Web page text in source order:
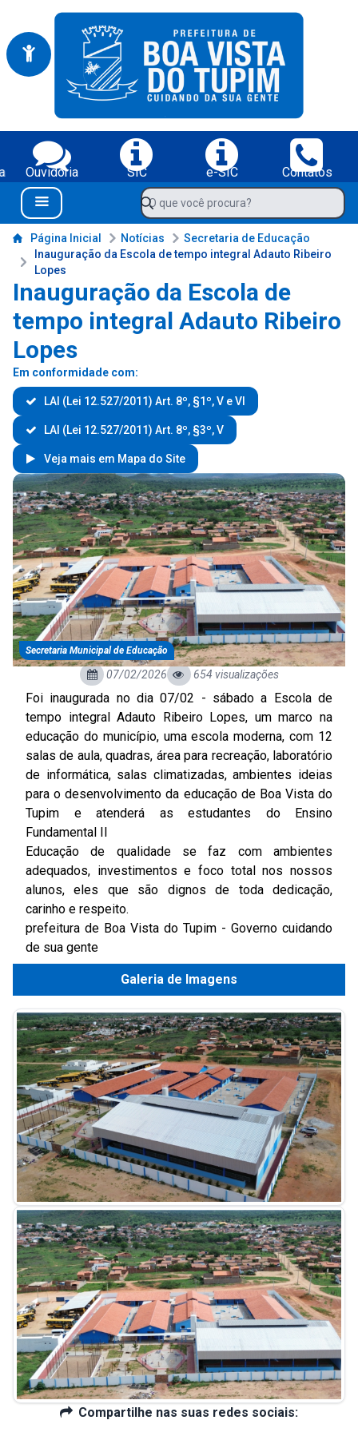
Portal da Prefeitura Municipal de Boa Vista do Tupim-BA
Serviços da Prefeitura Municipal de Boa Vista do Tupim-BA;
Ouvidoria SIC e-SIC
Contatos
Navegue pelo portal da Prefeitura de Boa Vista do Tupim-BA
Menu Bar
O que você procura?
Conteúdo da Prefeitura de Boa Vista do Tupim-BA
Página Inicial Notícias
Secretaria de Educação
Inauguração da Escola de tempo integral Adauto Ribeiro
Lopes
Inauguração da Escola de
tempo integral Adauto Ribeiro
Lopes
Em conformidade com:
LAI (Lei 12.527/2011) Art. 8º, §1º, V e VI
LAI (Lei 12.527/2011) Art. 8º, §3º, V
Veja mais em Mapa do Site
Secretaria Municipal de Educação
07/02/2026 654 visualizações
Foi inaugurada no dia 07/02 - sábado a Escola de
tempo integral Adauto Ribeiro Lopes, um marco na
educação do município, uma escola moderna, com 12
salas de aula, quadras, área para recreação, laboratório
de informática, salas climatizadas, ambientes ideias
para o desenvolvimento da educação de Boa Vista do
Tupim e atenderá as estudantes do Ensino
Fundamental II
Educação de qualidade se faz com ambientes
adequados, investimentos e foco total nos nossos
alunos, eles que são dignos de toda dedicação,
carinho e respeito.
prefeitura de Boa Vista do Tupim - Governo cuidando
de sua gente
Galeria de Imagens
Compartilhe nas suas redes sociais: